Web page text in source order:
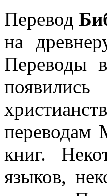
Перевод
на
Переводы
переводам
книг.
языков,